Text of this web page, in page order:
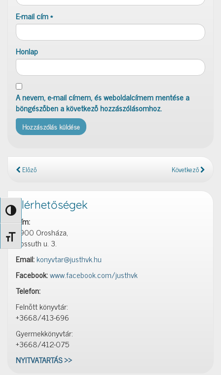
Nagy kontraszt váltása
Betűméret váltása
E-mail cím*
Honlap
A nevem, e-mail címem, és weboldalcímem mentése a
böngészőben a következő hozzászólásomhoz.
Előző Következő
Elérhetőségek
Cím:
5900 Orosháza,
Kossuth u. 3.
Email:konyvtar@justhvk.hu
Facebook:www.facebook.com/justhvk
Telefon:
Felnőtt könyvtár:
+3668/413-696
Gyermekkönyvtár:
+3668/412-075
NYITVATARTÁS >>